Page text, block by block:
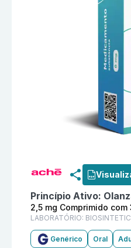
Princípio Ativo:
2,5 mg Comprimido com
LABORATÓRIO:
Genérico Oral